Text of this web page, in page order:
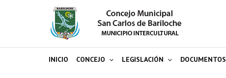
INICIO CONCEJO LEGISLACIÓN DOCUMENTOS